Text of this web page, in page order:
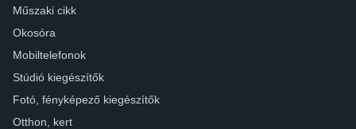
Műszaki cikk
Okosóra
Mobiltelefonok
Stúdió kiegészítők
Fotó, fényképező kiegészítők
Otthon, kert